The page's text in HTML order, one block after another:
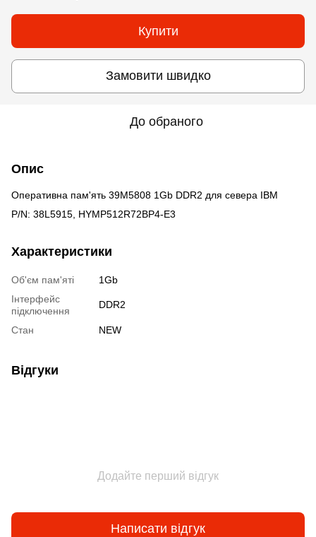
Купити
Замовити швидко
До обраного
Опис
Оперативна пам'ять 39M5808 1Gb DDR2 для севера IBM
P/N: 38L5915, HYMP512R72BP4-E3
Характеристики
Об'єм пам'яті
1Gb
Інтерфейс
підключення
DDR2
Стан NEW
Відгуки
Додайте перший відгук
Написати відгук